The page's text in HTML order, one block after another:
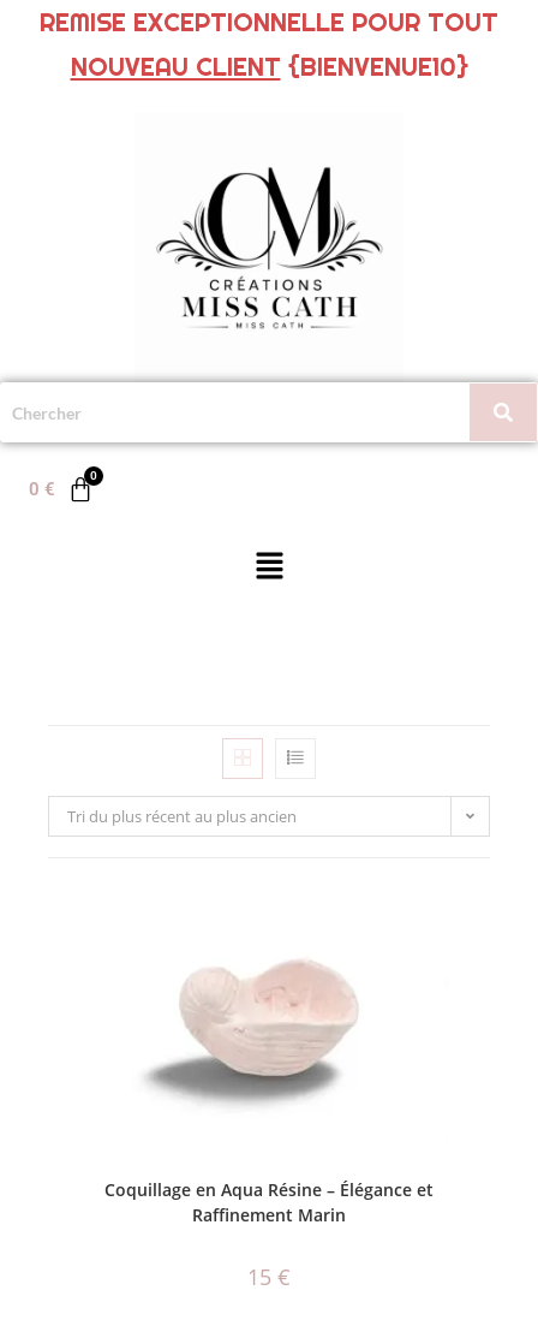
REMISE EXCEPTIONNELLE POUR TOUT
NOUVEAU CLIENT {BIENVENUE10}
0 €
Tri du plus récent au plus ancien
AJOUTER AU PANIER
Coquillage en Aqua Résine – Élégance et
Raffinement Marin
15 €